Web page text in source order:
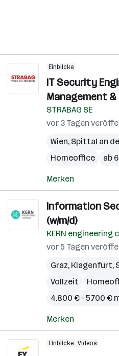
Einblicke
IT Security
Management
STRABAG SE
vor 3 Tagen
Wien, Spittal an
Homeoffice
ab
Merken
Information
(w/m/d)
KERN engineering
vor 5 Tagen
Graz, Klagenfurt,
Vollzeit
4.800 € – 5.700 €
Merken
Einblicke Videos